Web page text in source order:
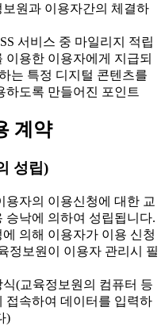
원과 이용자간의 체결하
서비스 중 마일리지 적립
이용한 이용자에게 지급되
는 특정 디지털 콘텐츠를
하도록 만들어진 포인트
계약
성립)
자의 이용신청에 대한 교
승낙에 의하여 성립됩니다.
의해 이용자가 이용 신청
정보원이 이용자 관리시 필
(교육정보원의 컴퓨터 등
접속하여 데이터를 입력하
)